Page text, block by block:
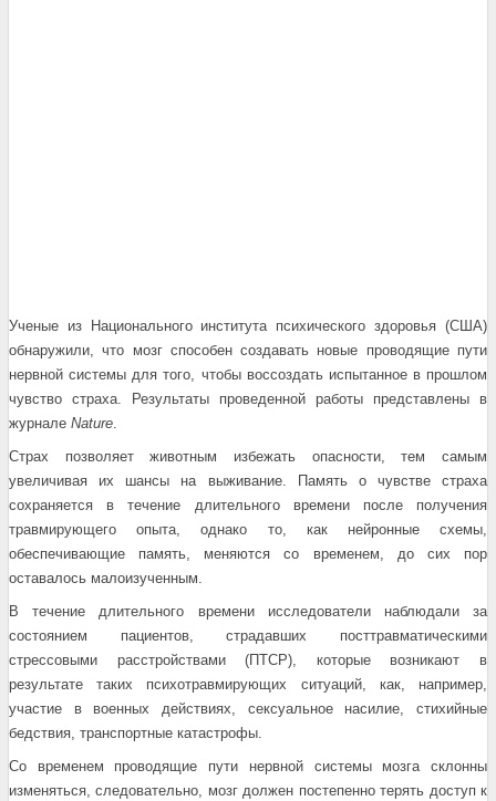
Ученые из Национального института психического здоровья (США)
обнаружили, что мозг способен создавать новые проводящие пути
нервной системы для того, чтобы воссоздать испытанное в прошлом
чувство страха. Результаты проведенной работы представлены в
журнале Nature.
Страх позволяет животным избежать опасности, тем самым
увеличивая их шансы на выживание. Память о чувстве страха
сохраняется в течение длительного времени после получения
травмирующего опыта, однако то, как нейронные схемы,
обеспечивающие память, меняются со временем, до сих пор
оставалось малоизученным.
В течение длительного времени исследователи наблюдали за
состоянием пациентов, страдавших посттравматическими
стрессовыми расстройствами (ПТСР), которые возникают в
результате таких психотравмирующих ситуаций, как, например,
участие в военных действиях, сексуальное насилие, стихийные
бедствия, транспортные катастрофы.
Со временем проводящие пути нервной системы мозга склонны
изменяться, следовательно, мозг должен постепенно терять доступ к